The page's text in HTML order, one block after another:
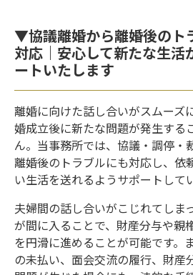
▼協議離婚から離婚後のト
対応｜安心して新たな生活
ートいたします
離婚に向けた話し合いがスムーズ
婚成立後に新たな問題が発生する
ん。当事務所では、協議・調停・
離婚後のトラブルにも対応し、依
い生活を送れるようサポートして
夫婦間の話し合いがこじれてしま
が間に入ることで、財産分与や親
を円滑に進めることが可能です。
の未払い、面会交流の履行、財産